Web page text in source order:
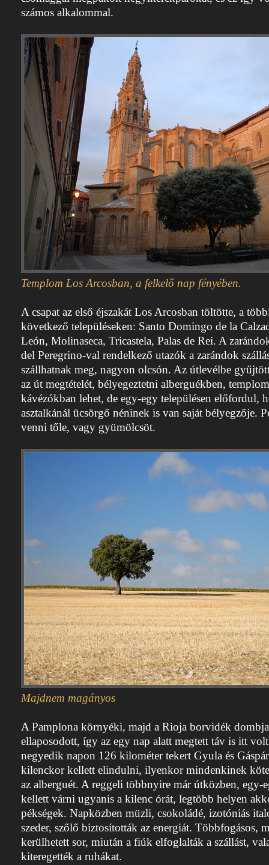
számos alkalommal.
Templom Los Arcosban, a felkelő nap fényében.
A csapat az első éjszakát Los Arcosban töltötte, a
következő településeken: Santo Domingo de la
León, Molinaseca, Tricastela, Palas de Rei. A
del Peregrino-val rendelkező utazók a zarándok
szállhatnak meg, nagyon olcsón. Az útlevélbe
az út megtételét, bélyegeztetni alberguékben,
kávézókban lehet, de egy-egy településen előfordul,
asztalkánál ücsörgő néninek is van saját bélyegzője.
venni tőle, vagy gyümölcsöt.
Majdnem magányos
A Pamplona környéki, majd a Rioja borvidék
ellaposodott, így az egy nap alatt megtett táv is itt
negyedik napon 126 kilométer tekert Gyula és
kilenckor kellett elindulni, ilyenkor mindenkinek
az alberguét. A reggeli többnyire már útközben, egy-
kellett várni ugyanis a kilenc órát, legtöbb helyen
pékségek. Napközben müzli, csokoládé, izotóniás
szeder, szőlő biztosították az energiát. Többfogásos,
kerülhetett sor, miután a fiúk elfoglalták a szállást,
kiteregették a ruhákat.